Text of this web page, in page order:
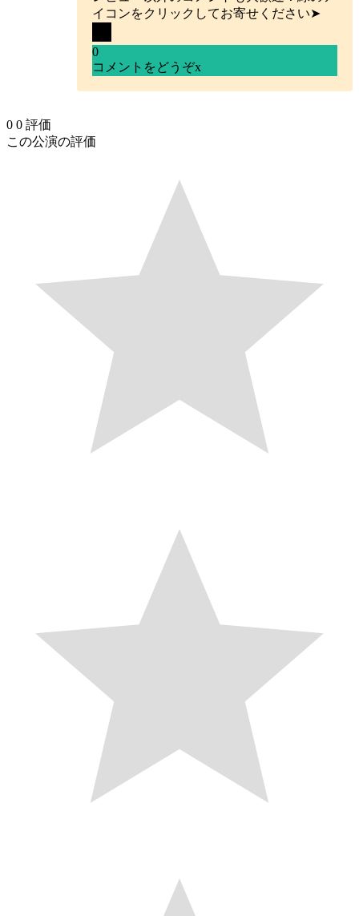
イコンをクリックしてお寄せください➤
0
コメントをどうぞx
0 0 評価
この公演の評価